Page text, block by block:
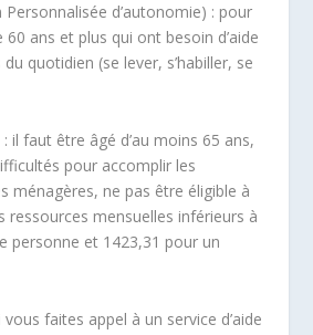
Personnalisée d’autonomie) : pour
60 ans et plus qui ont besoin d’aide
quotidien (se lever, s’habiller, se
: il faut être âgé d’au moins 65 ans,
pour accomplir les
ménagères, ne pas être éligible à
ressources mensuelles inférieurs à
personne et 1423,31 pour un
faites appel à un service d’aide